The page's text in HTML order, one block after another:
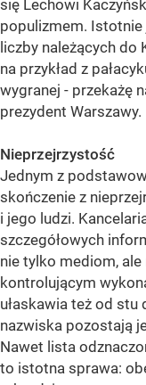
się Lechowi
populizmem. Istotnie
liczby należących
na przykład z
wygranej - przekażę
prezydent Warszawy.
Nieprzejrzystość
Jednym z
skończenie z
i jego ludzi.
szczegółowych
nie tylko mediom,
kontrolującym
ułaskawia też od
nazwiska pozostają
Nawet lista
to istotna sprawa: